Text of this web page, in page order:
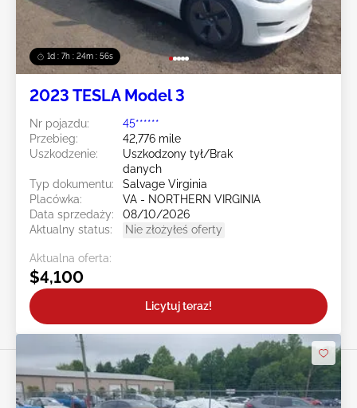
1d : 7h : 24m : 54s
2023 TESLA Model 3
Nr pojazdu:
45******
Przebieg:
42,776 mile
Uszkodzenie:
Uszkodzony tył/Brak
danych
Typ dokumentu:
Salvage Virginia
Placówka:
VA - NORTHERN VIRGINIA
Data sprzedaży:
08/10/2026
Aktualny status:
Nie złożyłeś oferty
Aktualna oferta:
$4,100
Licytuj teraz!